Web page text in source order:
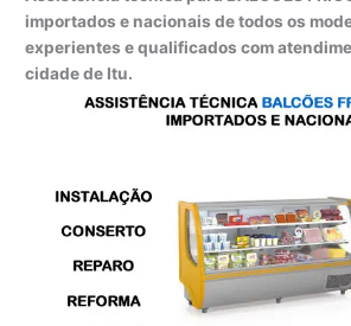
importados e nacionais de todos os
experientes e qualificados com
cidade de Itu.